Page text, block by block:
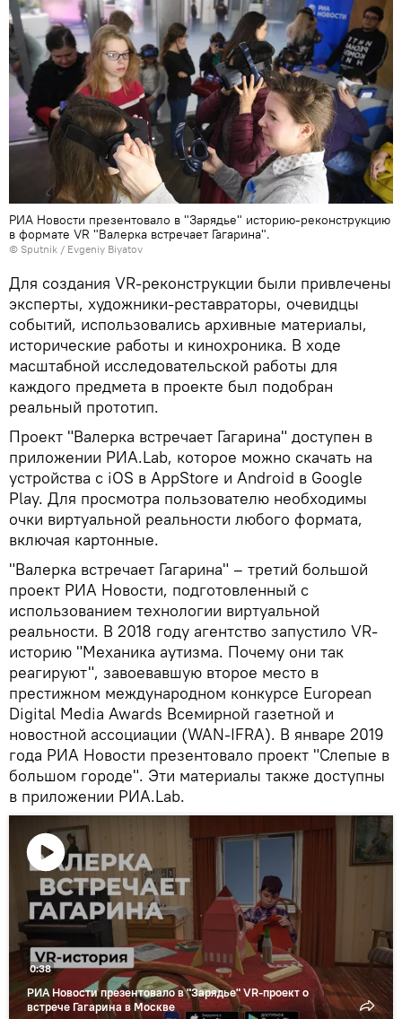
РИА Новости презентовало в "Зарядье" историю-реконструкцию
в формате VR "Валерка встречает Гагарина".
© Sputnik / Evgeniy Biyatov
Для создания VR-реконструкции были привлечены
эксперты, художники-реставраторы, очевидцы
событий, использовались архивные материалы,
исторические работы и кинохроника. В ходе
масштабной исследовательской работы для
каждого предмета в проекте был подобран
реальный прототип.
Проект "Валерка встречает Гагарина" доступен в
приложении РИА.Lab, которое можно скачать на
устройства с iOS в AppStore и Android в Google
Play. Для просмотра пользователю необходимы
очки виртуальной реальности любого формата,
включая картонные.
"Валерка встречает Гагарина" – третий большой
проект РИА Новости, подготовленный с
использованием технологии виртуальной
реальности. В 2018 году агентство запустило VR-
историю "Механика аутизма. Почему они так
реагируют", завоевавшую второе место в
престижном международном конкурсе European
Digital Media Awards Всемирной газетной и
новостной ассоциации (WAN-IFRA). В январе 2019
года РИА Новости презентовало проект "Слепые в
большом городе". Эти материалы также доступны
в приложении РИА.Lab.
Воспроизвести
видео
РИА Новости презентовало в "Зарядье" VR-проект о
встрече Гагарина в Москве
0:38